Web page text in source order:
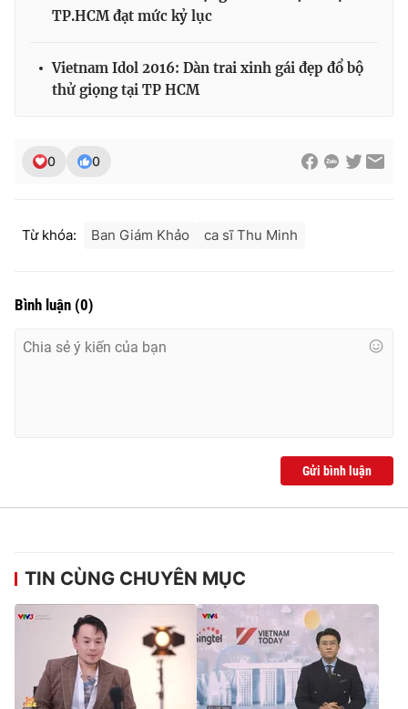
TP.HCM đạt mức kỷ lục
Vietnam Idol 2016: Dàn trai xinh gái đẹp đổ bộ
thử giọng tại TP HCM
0 0
Từ khóa: Ban Giám Khảo ca sĩ Thu Minh
Bình luận (0)
Gửi bình luận
TIN CÙNG CHUYÊN MỤC